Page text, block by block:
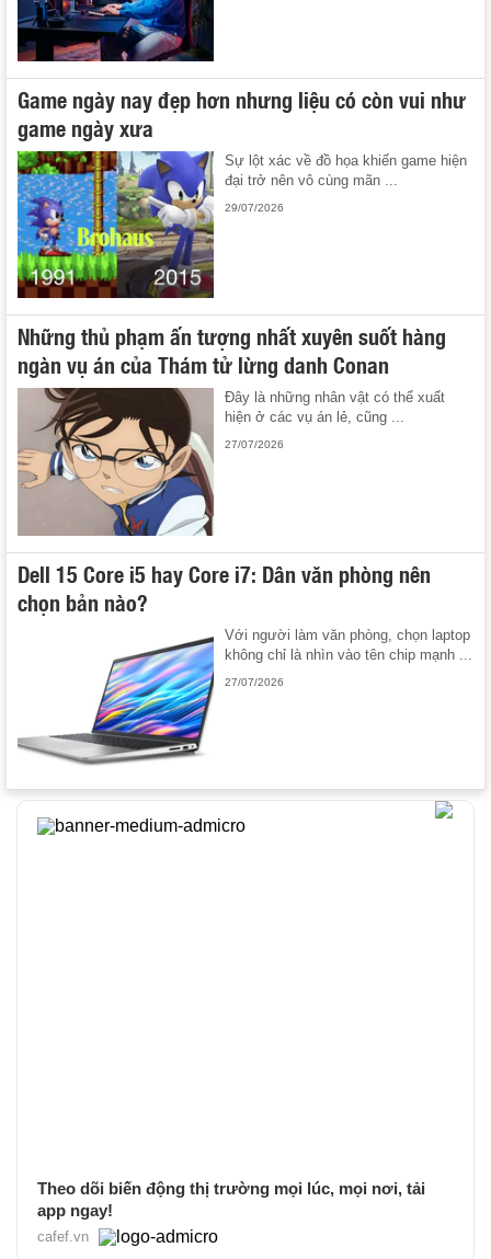
Game ngày nay đẹp hơn nhưng liệu có còn vui như
game ngày xưa
Sự lột xác về đồ họa khiến game hiện
đại trở nên vô cùng mãn ...
29/07/2026
Những thủ phạm ấn tượng nhất xuyên suốt hàng
ngàn vụ án của Thám tử lừng danh Conan
Đây là những nhân vật có thể xuất
hiện ở các vụ án lẻ, cũng ...
27/07/2026
Dell 15 Core i5 hay Core i7: Dân văn phòng nên
chọn bản nào?
Với người làm văn phòng, chọn laptop
không chỉ là nhìn vào tên chip mạnh ...
27/07/2026
Theo dõi biến động thị trường mọi lúc, mọi nơi, tải
app ngay!
cafef.vn